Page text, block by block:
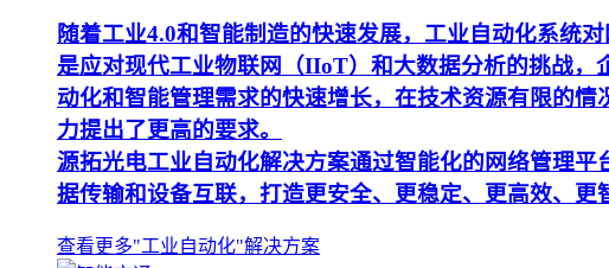
随着工业4.0和智能制造的快速发展，工业自动化系统
是应对现代工业物联网（IIoT）和大数据分析的挑战
动化和智能管理需求的快速增长，在技术资源有限的
力提出了更高的要求。
源拓光电工业自动化解决方案通过智能化的网络管理
据传输和设备互联，打造更安全、更稳定、更高效、更
查看更多"工业自动化"解决方案